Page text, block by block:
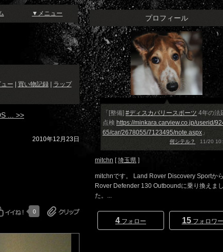
▼メニュー
ー 買い物記録|
ラップ
... >>
2010年12月23日
0
プロフィール
「[整備] #ディスカバリースポーツ 4年の法
点検 https://minkara.carview.co.jp/userid/
65/car/2678055/7123495/note.aspx 」
何シテル？ 11/20
mitchn [埼玉県 ]
mitchnです。 Land Rover Discovery Sportか
Rover Defender 130 Outboundに乗り換えまし
た。...
4 フォロー 15フォロワー